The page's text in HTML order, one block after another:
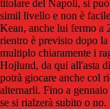
titolare del Napoli, si
simil livello e non è
Kean, anche lui fermo a
rientro è previsto dopo
multiplo chiaramente i
Hojlund, da qui all'asta
potrà giocare anche col
alternarli. Fino a
se si rialzerà subito o